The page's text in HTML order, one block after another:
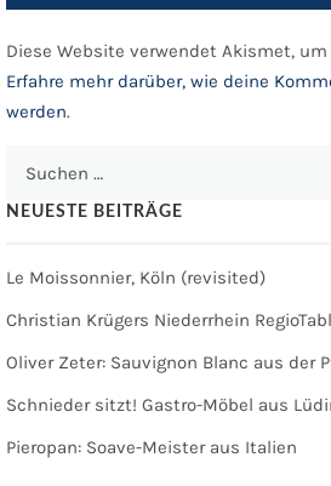
Diese Website verwendet Akismet,
Erfahre mehr darüber, wie deine
werden.
NEUESTE BEITRÄGE
Le Moissonnier, Köln (revisited)
Christian Krügers Niederrhein
Oliver Zeter: Sauvignon Blanc aus der
Schnieder sitzt! Gastro-Möbel aus
Pieropan: Soave-Meister aus Italien